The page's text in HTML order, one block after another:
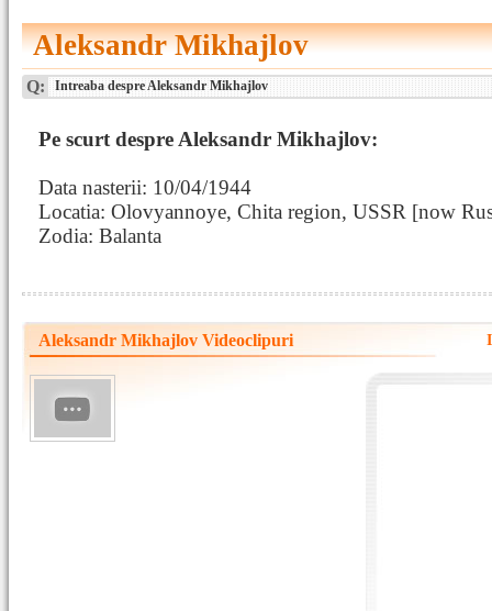
Aleksandr Mikhajlov
Q: Intreaba despre Aleksandr Mikhajlov
Pe scurt despre Aleksandr Mikhajlov:
Data nasterii: 10/04/1944
Locatia: Olovyannoye, Chita region, USSR [now
Zodia: Balanta
Aleksandr Mikhajlov Videoclipuri